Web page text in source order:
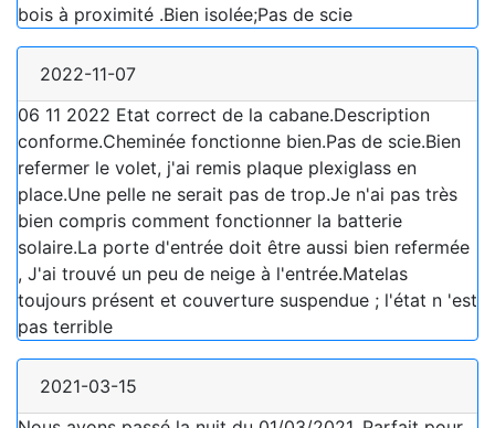
bois à proximité .Bien isolée;Pas de scie
2022-11-07
06 11 2022 Etat correct de la cabane.Description
conforme.Cheminée fonctionne bien.Pas de scie.Bien
refermer le volet, j'ai remis plaque plexiglass en
place.Une pelle ne serait pas de trop.Je n'ai pas très
bien compris comment fonctionner la batterie
solaire.La porte d'entrée doit être aussi bien refermée
, J'ai trouvé un peu de neige à l'entrée.Matelas
toujours présent et couverture suspendue ; l'état n 'est
pas terrible
2021-03-15